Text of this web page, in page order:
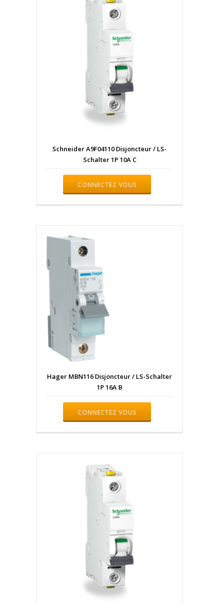
Schneider A9F04110 Disjoncteur / LS-
Schalter 1P 10A C
CONNECTEZ VOUS
Hager MBN116 Disjoncteur / LS-Schalter
1P 16A B
CONNECTEZ VOUS